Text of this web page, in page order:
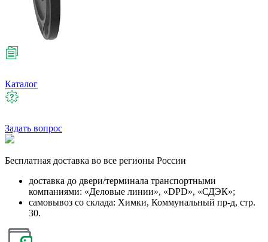
Каталог
Задать вопрос
Бесплатная доставка во все регионы России
доставка до двери/терминала транспортными
компаниями: «Деловые линии», «DPD», «СДЭК»;
самовывоз со склада: Химки, Коммунальный пр-д, стр.
30.